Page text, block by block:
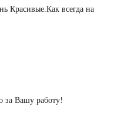
Красивые.Как всегда на
за Вашу работу!